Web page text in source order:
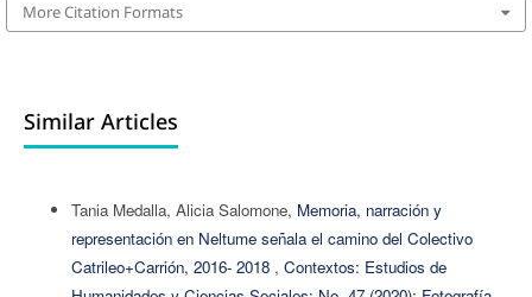
More Citation Formats
Similar Articles
Tania Medalla, Alicia Salomone, Memoria, narración y
representación en Neltume señala el camino del Colectivo
Catrileo+Carrión, 2016- 2018 , Contextos: Estudios de